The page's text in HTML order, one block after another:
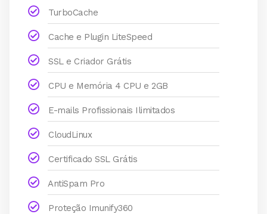
TurboCache
Cache e Plugin LiteSpeed
SSL e Criador Grátis
CPU e Memória 4 CPU e 2GB
E-mails Profissionais Ilimitados
CloudLinux
Certificado SSL Grátis
AntiSpam Pro
Proteção Imunify360